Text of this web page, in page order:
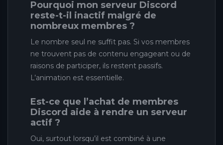
Pourquoi mon serveur Discord
reste-t-il inactif malgré de
nombreux membres ?
Le nombre seul ne suffit pas. Si vos membres
ne trouvent pas de contenu engageant ou de
raisons de participer, ils restent passifs.
L’animation est essentielle.
Est-ce que l’achat de membres
Discord aide à rendre un serveur
actif ?
Oui, surtout lorsqu’il est combiné à une